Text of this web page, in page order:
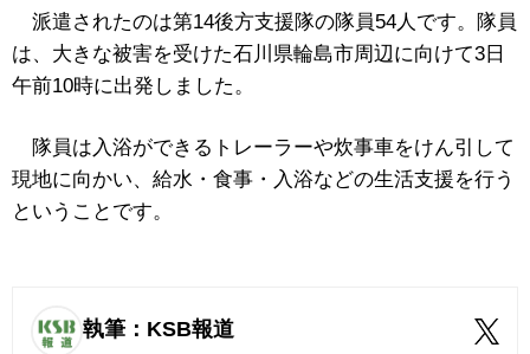
派遣されたのは第14後方支援隊の隊員54人です。隊員
は、大きな被害を受けた石川県輪島市周辺に向けて3日
午前10時に出発しました。
隊員は入浴ができるトレーラーや炊事車をけん引して
現地に向かい、給水・食事・入浴などの生活支援を行う
ということです。
執筆：KSB報道